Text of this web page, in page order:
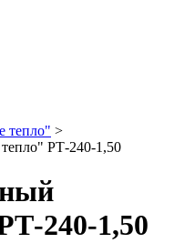
тепло" >
РТ-240-1,50
240-1,50